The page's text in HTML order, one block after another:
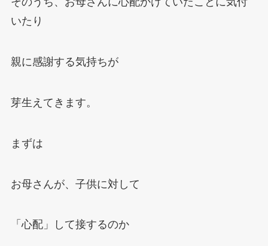
いたり
親に感謝する気持ちが
芽生えてきます。
まずは
お母さんが、子供に対して
「心配」して接するのか